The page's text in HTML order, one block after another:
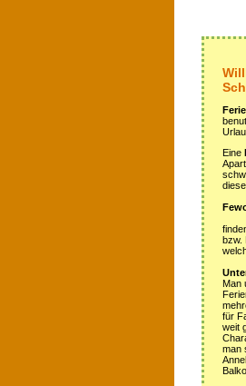
Eine
bzw.
Man
für
weit
man